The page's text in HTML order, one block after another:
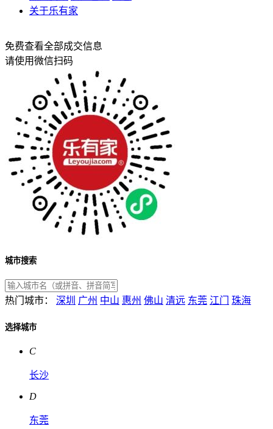
关于乐有家
免费查看全部成交信息
请使用微信扫码
城市搜索
热门城市： 深圳 广州 中山 惠州 佛山 清远 东莞 江门 珠海
选择城市
C
长沙
D
东莞